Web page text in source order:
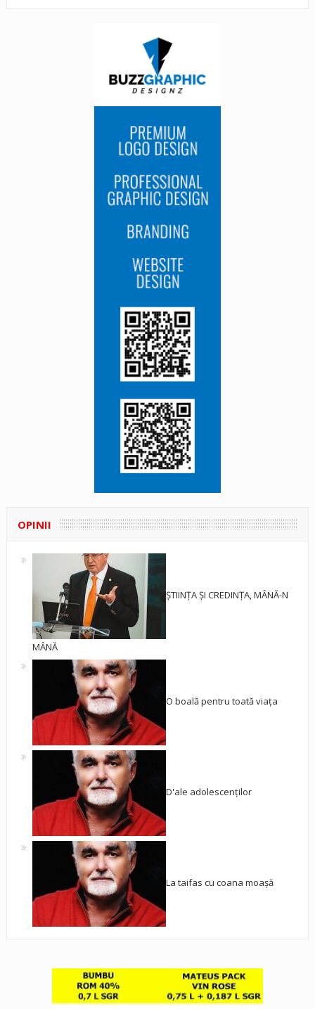
OPINII
ȘTIINȚA ȘI CREDINȚA, MÂNĂ-N
MÂNĂ
O boală pentru toată viața
D'ale adolescenților
La taifas cu coana moașă